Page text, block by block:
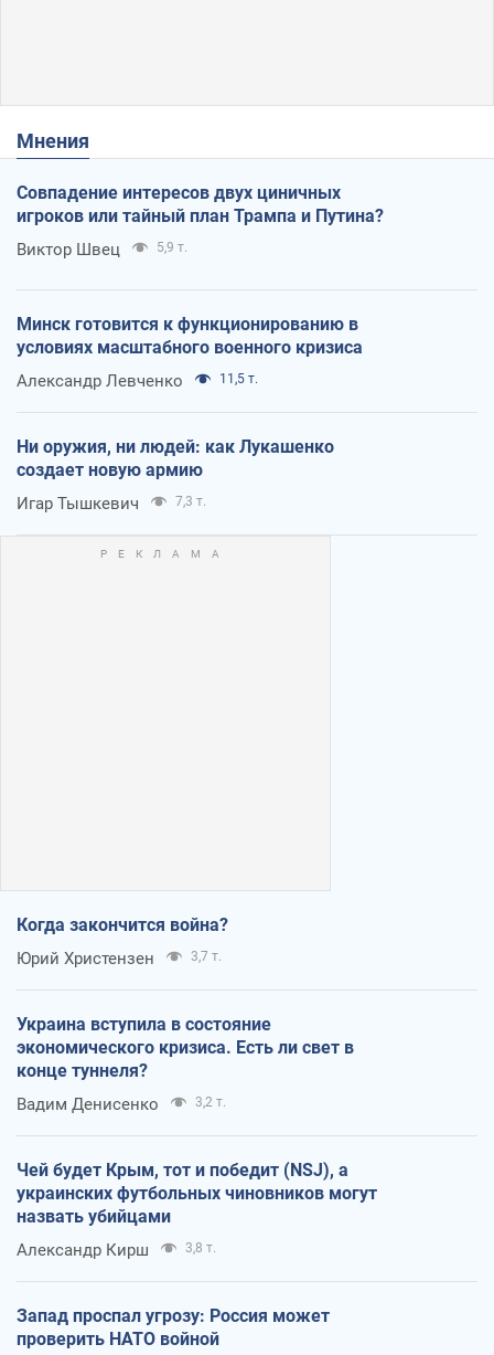
Мнения
Совпадение интересов двух циничных
игроков или тайный план Трампа и Путина?
Виктор Швец 5,9 т.
Минск готовится к функционированию в
условиях масштабного военного кризиса
Александр Левченко 11,5 т.
Ни оружия, ни людей: как Лукашенко
создает новую армию
Игар Тышкевич 7,3 т.
Когда закончится война?
Юрий Христензен 3,7 т.
Украина вступила в состояние
экономического кризиса. Есть ли свет в
конце туннеля?
Вадим Денисенко 3,2 т.
Чей будет Крым, тот и победит (NSJ), а
украинских футбольных чиновников могут
назвать убийцами
Александр Кирш 3,8 т.
Запад проспал угрозу: Россия может
проверить НАТО войной